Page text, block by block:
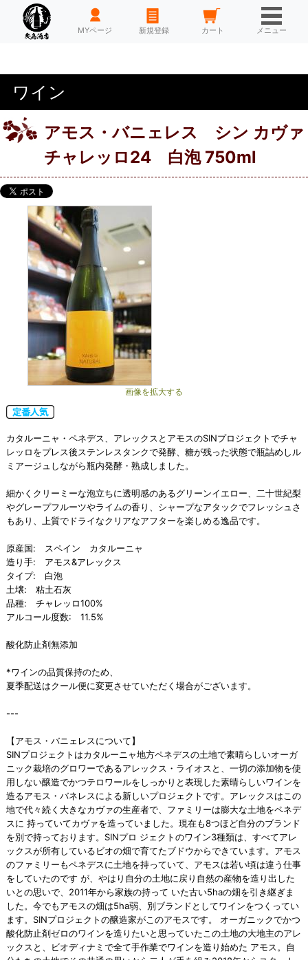
HOME MYページ 新規登録 カート メニュー
ワイン
アモス・バニェレス シン カヴァ
チャレッロ24 白泡 750ml
画像を拡大する
カタルーニャ・ペネデス、アレックスとアモスのSINプロジェクトでチャ
レッロをプレス後ステンレスタンクで発酵、糖が残った状態で瓶詰めしル
ミアージュしながら瓶内発酵・熟成しました。
細かくクリーミーな泡立ちに透明感のあるグリーンイエロー、二十世紀梨
やグレープフルーツやライムの香り、シャープなアタックでフレッシュさ
もあり、上質でドライなクリアなアフターを楽しめる逸品です。
原産国: スペイン カタルーニャ
造り手: アモス&アレックス
タイプ: 白泡
土壌: 粘土石灰
品種: チャレッロ100%
アルコール度数: 11.5%
酸化防止剤無添加
*ワインの品質保持のため、
夏季配送はクール便に変更させていただく場合がございます。
---
【アモス・バニェレスについて】
SINプロジェクトはカタルーニャ地方ペネデスの土地で素晴らしいオーガ
ニック栽培のグロワーであるアレックス・ライオスと、一切の添加物を使
用しない醸造でかつテロワールをしっかりと表現した素晴らしいワインを
造るアモス・バネレスによる新しいプロジェクトです。アレックスはこの
地で代々続く大きなカヴァの生産者で、ファミリーは膨大な土地をペネデ
スに 持っていてカヴァを造っていました。現在も8つほど自分のブランド
を別で持っております。SINプロ ジェクトのワイン3種類は、すべてアレ
ックスが所有しているビオの畑で育てたブドウからできています。アモス
のファミリーもペネデスに土地を持っていて、アモスは若い頃は違う仕事
をしていたのです が、やはり自分の土地に戻り自然の産物を造り出した
いとの思いで、2011年から家族の持って いた古い5haの畑を引き継ぎま
した。今でもアモスの畑は5ha弱、別ブランドとしてワインをつくってい
ます。SINプロジェクトの醸造家がこのアモスです。 オーガニックでかつ
酸化防止剤ゼロのワインを造りたいと思っていたこの土地の大地主のアレ
ックスと、ビオディナミで全て手作業でワインを造り始めた アモス。自